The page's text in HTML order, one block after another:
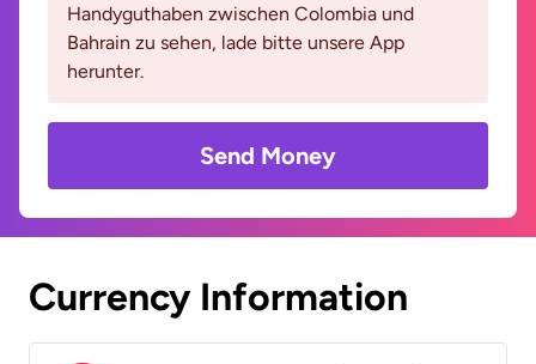
Handyguthaben zwischen Colombia und
Bahrain zu sehen, lade bitte unsere App
herunter.
Send Money
Currency Information